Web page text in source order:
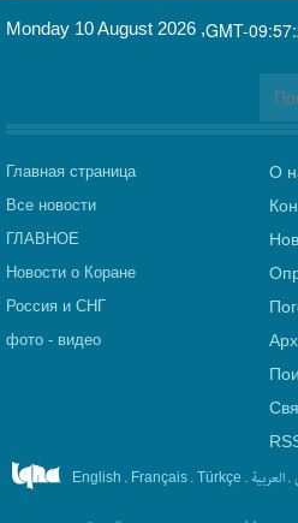
GMT-
Monday 10 August 2026 ,
Главная страница
Все новости
ГЛАВНОЕ
Новости о Коране
Россия и СНГ
фото - видео
О
English . Français . Türkçe . العربیة .